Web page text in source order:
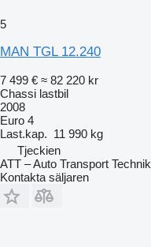
5
MAN TGL 12.240
7 499 € ≈ 82 220 kr
Chassi lastbil
2008
Euro 4
Last.kap. 11 990 kg
Tjeckien
ATT – Auto Transport Technik
Kontakta säljaren